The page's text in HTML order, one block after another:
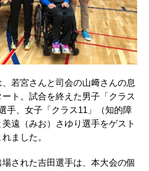
若宮さんと司会の山﨑さんの息
ト。試合を終えた男子「クラス
手、女子「クラス11」（知的障
遠（みお）さゆり選手をゲスト
ました。
された吉田選手は、本大会の個